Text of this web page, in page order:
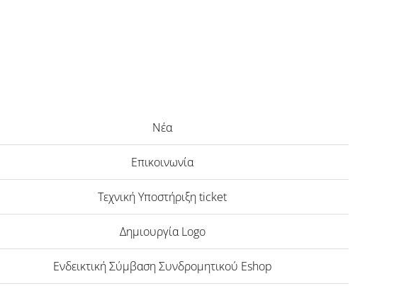
Νέα
Επικοινωνία
Τεχνική Υποστήριξη ticket
Δημιουργία Logo
Ενδεικτική Σύμβαση Συνδρομητικού Eshop